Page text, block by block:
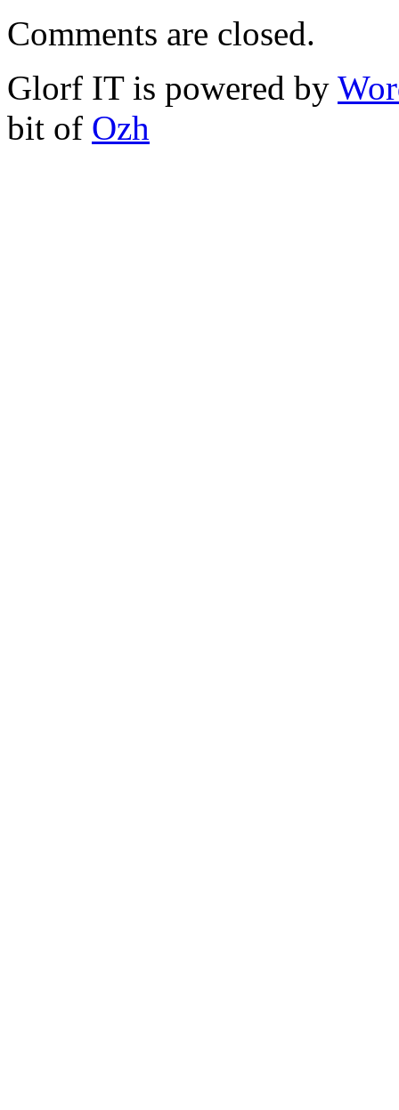
Comments are closed.
Glorf IT is powered by
bit of Ozh